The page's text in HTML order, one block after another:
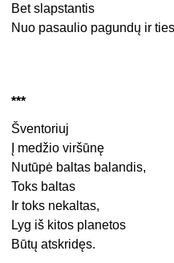
Bet slapstantis
Nuo pasaulio pagundų ir
***
Šventoriuj
Į medžio viršūnę
Nutūpė baltas balandis,
Toks baltas
Ir toks nekaltas,
Lyg iš kitos planetos
Būtų atskridęs.